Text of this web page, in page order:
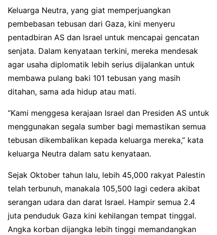
Keluarga Neutra, yang giat memperjuangkan
pembebasan tebusan dari Gaza, kini menyeru
pentadbiran AS dan Israel untuk mencapai gencatan
senjata. Dalam kenyataan terkini, mereka mendesak
agar usaha diplomatik lebih serius dijalankan untuk
membawa pulang baki 101 tebusan yang masih
ditahan, sama ada hidup atau mati.
“Kami menggesa kerajaan Israel dan Presiden AS untuk
menggunakan segala sumber bagi memastikan semua
tebusan dikembalikan kepada keluarga mereka,” kata
keluarga Neutra dalam satu kenyataan.
Sejak Oktober tahun lalu, lebih 45,000 rakyat Palestin
telah terbunuh, manakala 105,500 lagi cedera akibat
serangan udara dan darat Israel. Hampir semua 2.4
juta penduduk Gaza kini kehilangan tempat tinggal.
Angka korban dijangka lebih tinggi memandangkan